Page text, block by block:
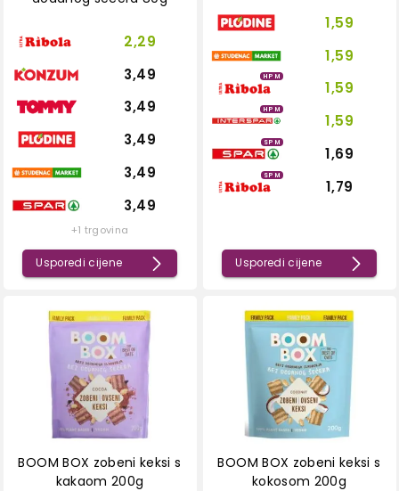
2,29
3,49
3,49
3,49
3,49
3,49
+1 trgovina
Usporedi cijene
1,59
1,59
HPM
1,59
HPM
1,59
SPM
1,69
SPM
1,79
Usporedi cijene
BOOM BOX zobeni keksi s
kakaom 200g
BOOM BOX zobeni keksi s
kokosom 200g